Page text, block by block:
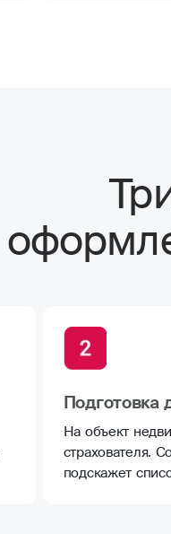
Подготовка
На объект
страхователя.
подскажет